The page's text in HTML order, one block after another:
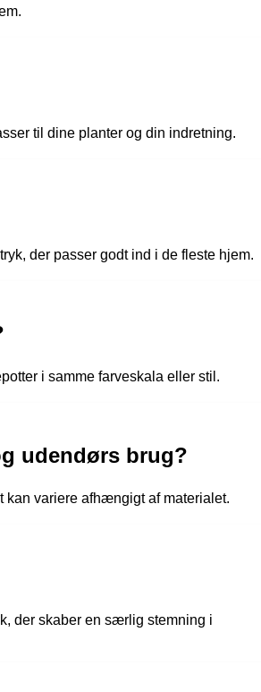
til dine planter og din indretning.
der passer godt ind i de fleste hjem.
i samme farveskala eller stil.
udendørs brug?
kan variere afhængigt af materialet.
der skaber en særlig stemning i